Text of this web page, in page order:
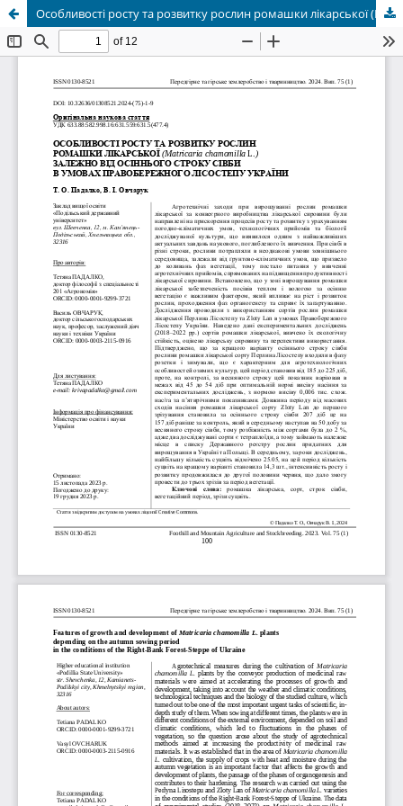
Особливості росту та розвитку рослин ромашки лікарської (Matricaria chamomilla L.) залежно від осіннього строку сівби в умовах Правобережного Лісостепу України